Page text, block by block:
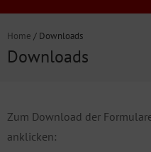
Home / Downloads
Downloads
Zum Download der
anklicken: